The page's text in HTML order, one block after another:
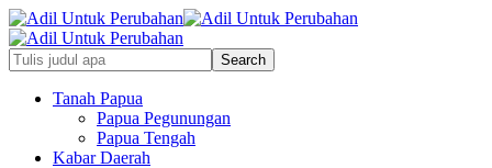
Tanah Papua
Papua Pegunungan
Papua Tengah
Kabar Daerah